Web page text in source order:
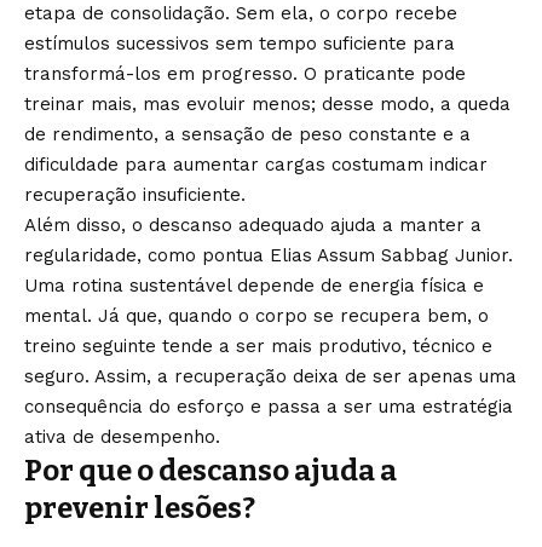
etapa de consolidação. Sem ela, o corpo recebe
estímulos sucessivos sem tempo suficiente para
transformá-los em progresso. O praticante pode
treinar mais, mas evoluir menos; desse modo, a queda
de rendimento, a sensação de peso constante e a
dificuldade para aumentar cargas costumam indicar
recuperação insuficiente.
Além disso, o descanso adequado ajuda a manter a
regularidade, como pontua Elias Assum Sabbag Junior.
Uma rotina sustentável depende de energia física e
mental. Já que, quando o corpo se recupera bem, o
treino seguinte tende a ser mais produtivo, técnico e
seguro. Assim, a recuperação deixa de ser apenas uma
consequência do esforço e passa a ser uma estratégia
ativa de desempenho.
Por que o descanso ajuda a
prevenir lesões?